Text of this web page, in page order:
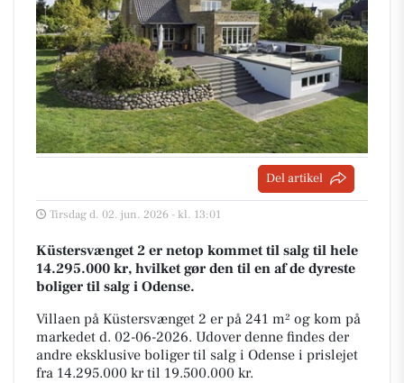
Del artikel
Tirsdag d. 02. jun. 2026 - kl. 13:01
Küstersvænget 2 er netop kommet til salg til hele
14.295.000 kr, hvilket gør den til en af de dyreste
boliger til salg i Odense.
Villaen på Küstersvænget 2 er på 241 m² og kom på
markedet d. 02-06-2026. Udover denne findes der
andre eksklusive boliger til salg i Odense i prislejet
fra 14.295.000 kr til 19.500.000 kr.